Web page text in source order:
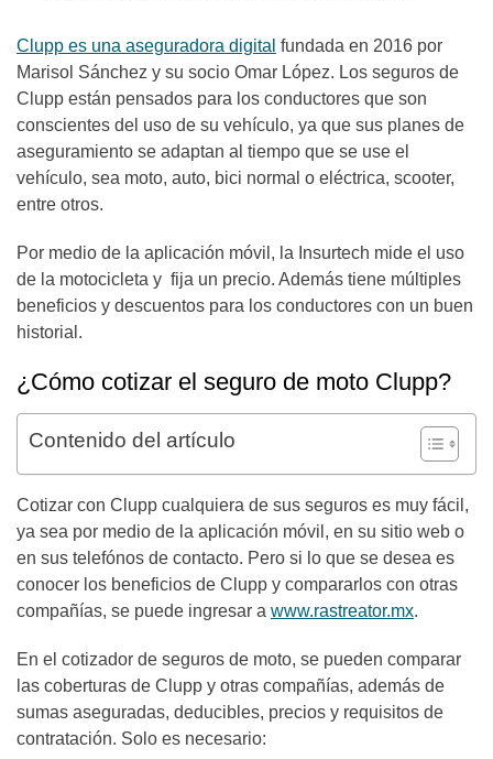
Clupp es una aseguradora digital fundada en 2016 por
Marisol Sánchez y su socio Omar López. Los seguros de
Clupp están pensados para los conductores que son
conscientes del uso de su vehículo, ya que sus planes de
aseguramiento se adaptan al tiempo que se use el
vehículo, sea moto, auto, bici normal o eléctrica, scooter,
entre otros.
Por medio de la aplicación móvil, la Insurtech mide el uso
de la motocicleta y fija un precio. Además tiene múltiples
beneficios y descuentos para los conductores con un buen
historial.
¿Cómo cotizar el seguro de moto Clupp?
Contenido del artículo
Cotizar con Clupp cualquiera de sus seguros es muy fácil,
ya sea por medio de la aplicación móvil, en su sitio web o
en sus telefónos de contacto. Pero si lo que se desea es
conocer los beneficios de Clupp y compararlos con otras
compañías, se puede ingresar a www.rastreator.mx.
En el cotizador de seguros de moto, se pueden comparar
las coberturas de Clupp y otras compañías, además de
sumas aseguradas, deducibles, precios y requisitos de
contratación. Solo es necesario: